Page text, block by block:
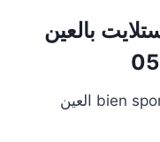
بالعين